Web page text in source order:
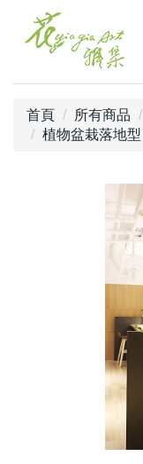
首頁 所有商品
植物盆栽落地